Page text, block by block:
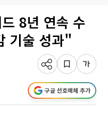
8년 연속 수
기술 성과"
구글 선호매체 추가